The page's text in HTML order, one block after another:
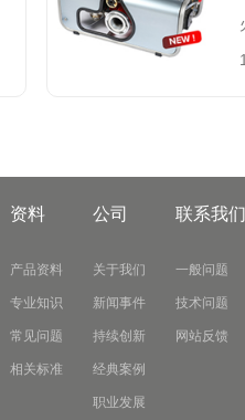
资料
产品资料
专业知识
常见问题
相关标准
公司
关于我们
新闻事件
持续创新
经典案例
职业发展
联系我们
一般问题
技术问题
网站反馈